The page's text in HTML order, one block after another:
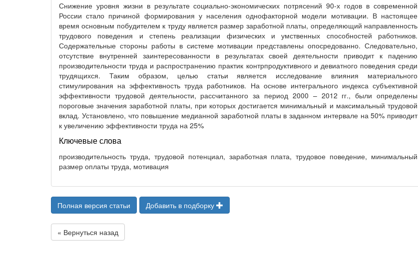
Снижение уровня жизни в результате социально-экономических потрясений 90-х годов в современной
России стало причиной формирования у населения однофакторной модели мотивации. В настоящее
время основным побудителем к труду является размер заработной платы, определяющий направленность
трудового поведения и степень реализации физических и умственных способностей работников.
Содержательные стороны работы в системе мотивации представлены опосредованно. Следовательно,
отсутствие внутренней заинтересованности в результатах своей деятельности приводит к падению
производительности труда и распространению практик контрпродуктивного и девиатного поведения среди
трудящихся. Таким образом, целью статьи является исследование влияния материального
стимулирования на эффективность труда работников. На основе интегрального индекса субъективной
эффективности трудовой деятельности, рассчитанного за период 2000 – 2012 гг., были определены
пороговые значения заработной платы, при которых достигается минимальный и максимальный трудовой
вклад. Установлено, что повышение медианной заработной платы в заданном интервале на 50% приводит
к увеличению эффективности труда на 25%
Ключевые слова
производительность труда, трудовой потенциал, заработная плата, трудовое поведение, минимальный
размер оплаты труда, мотивация
Полная версия статьи Добавить в подборку
« Вернуться назад